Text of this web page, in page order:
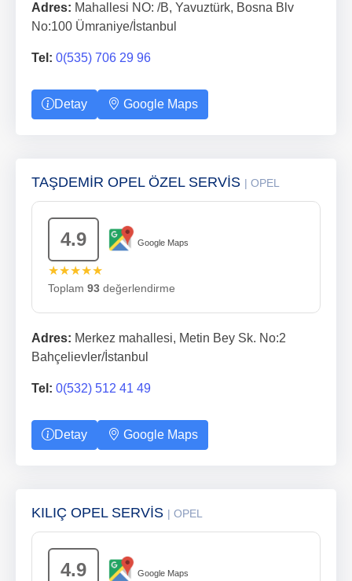
Adres: Mahallesi NO: /B, Yavuztürk, Bosna Blv
No:100 Ümraniye/İstanbul
Tel: 0(535) 706 29 96
Detay Google Maps
TAŞDEMİR OPEL ÖZEL SERVİS | OPEL
4.9 Google Maps
★★★★★
Toplam 93 değerlendirme
Adres: Merkez mahallesi, Metin Bey Sk. No:2
Bahçelievler/İstanbul
Tel: 0(532) 512 41 49
Detay Google Maps
KILIÇ OPEL SERVİS | OPEL
4.9 Google Maps